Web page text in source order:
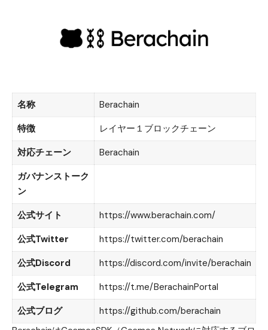
名称
Berachain
特徴
レイヤー１ブロックチェーン
対応チェーン
Berachain
ガバナンストーク
ン
公式サイト
https://www.berachain.com/
公式Twitter
https://twitter.com/berachain
公式Discord
https://discord.com/invite/berachain
公式Telegram
https://t.me/BerachainPortal
公式ブログ
https://github.com/berachain